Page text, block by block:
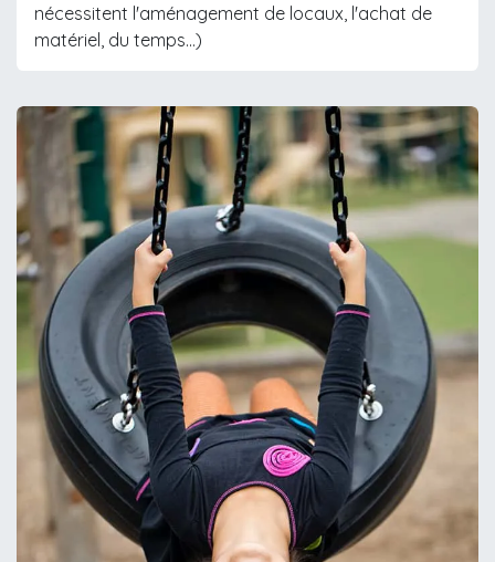
nécessitent l'aménagement de locaux, l'achat de
matériel, du temps...)